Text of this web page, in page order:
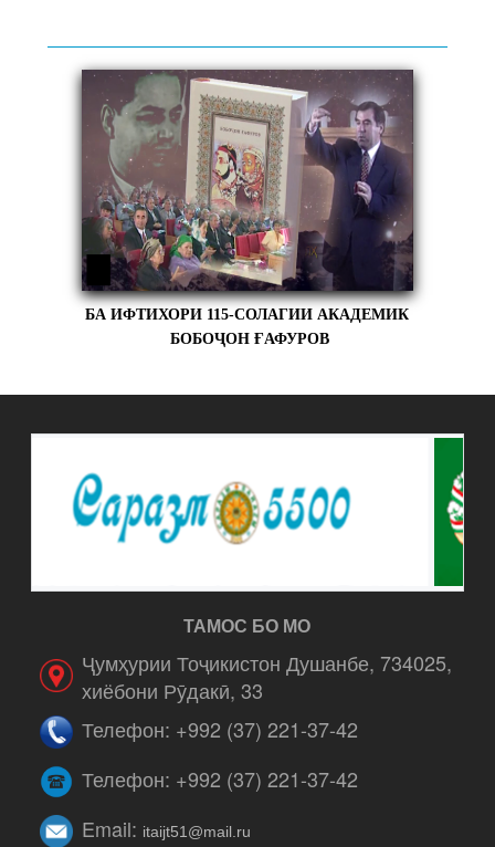
БА ИФТИХОРИ 115-СОЛАГИИ АКАДЕМИК
БОБОҶОН ҒАФУРОВ
ТАМОС БО МО
Ҷумҳурии Тоҷикистон Душанбе, 734025,
хиёбони Рӯдакӣ, 33
Телефон: +992 (37) 221-37-42
Телефон: +992 (37) 221-37-42
Email: itaijt51@mail.ru